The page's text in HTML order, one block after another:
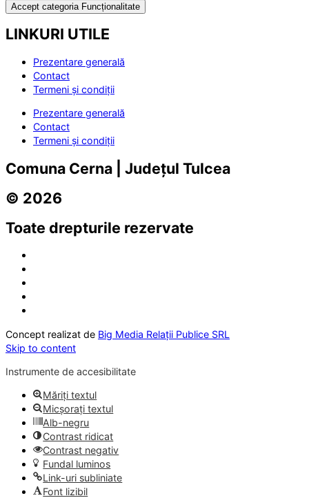
Accept categoria Funcționalitate
LINKURI UTILE
Prezentare generală
Contact
Termeni și condiții
Prezentare generală
Contact
Termeni și condiții
Comuna Cerna | Județul Tulcea
© 2026
Toate drepturile rezervate
Concept realizat de Big Media Relații Publice SRL
Skip to content
Instrumente de accesibilitate
Măriți textul
Micșorați textul
Alb-negru
Contrast ridicat
Contrast negativ
Fundal luminos
Link-uri subliniate
Font lizibil